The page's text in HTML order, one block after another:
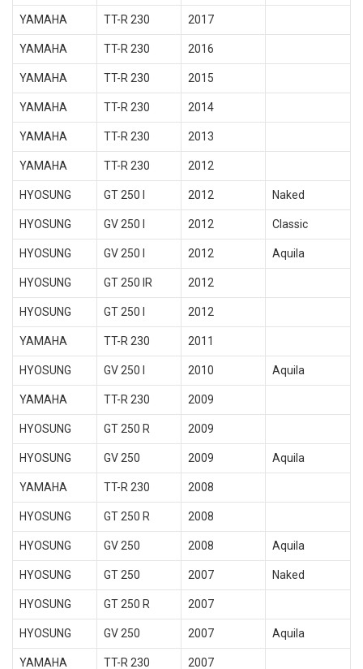
YAMAHA TT-R 230 2017
YAMAHA TT-R 230 2016
YAMAHA TT-R 230 2015
YAMAHA TT-R 230 2014
YAMAHA TT-R 230 2013
YAMAHA TT-R 230 2012
HYOSUNG GT 250 I 2012 Naked
HYOSUNG GV 250 I 2012 Classic
HYOSUNG GV 250 I 2012 Aquila
HYOSUNG GT 250 IR 2012
HYOSUNG GT 250 I 2012
YAMAHA TT-R 230 2011
HYOSUNG GV 250 I 2010 Aquila
YAMAHA TT-R 230 2009
HYOSUNG GT 250 R 2009
HYOSUNG GV 250 2009 Aquila
YAMAHA TT-R 230 2008
HYOSUNG GT 250 R 2008
HYOSUNG GV 250 2008 Aquila
HYOSUNG GT 250 2007 Naked
HYOSUNG GT 250 R 2007
HYOSUNG GV 250 2007 Aquila
YAMAHA TT-R 230 2007